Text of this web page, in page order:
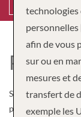
Seule ligne de
partie intégrante
personnelles
afin de vous
sur ou en
mesures et
transfert de
exemple les